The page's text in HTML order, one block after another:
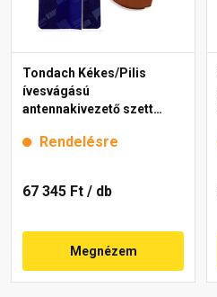
Tondach Kékes/Pilis
ívesvágású
antennakivezető szett
Rendelésre
67 345 Ft / db
Megnézem